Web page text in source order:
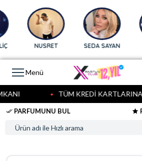
NUSRET SEDA SAYAN
Menü
TÜM KREDİ KARTLARINA
PARFUMUNU BUL